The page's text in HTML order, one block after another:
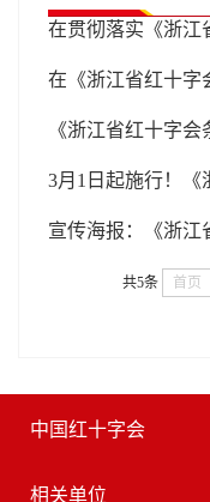
共5条 首页
中国红十字会
相关单位